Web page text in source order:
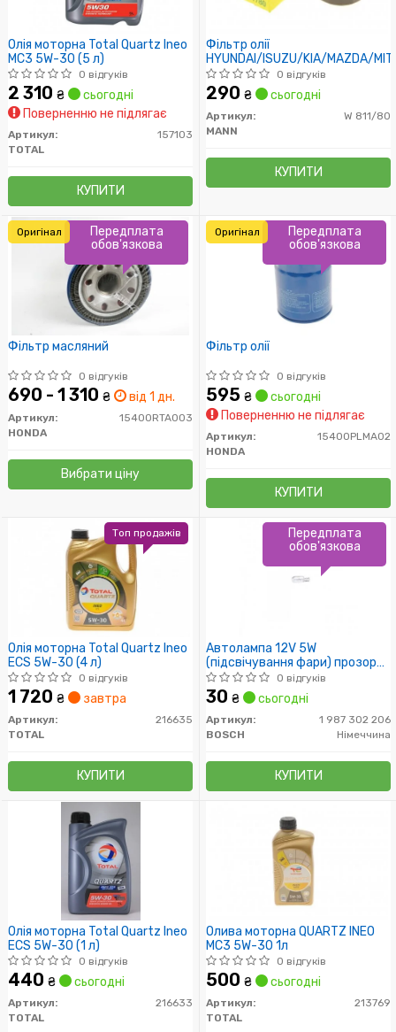
Олія моторна Total Quartz Ineo
MC3 5W-30 (5 л)
0 відгуків
2 310 ₴
сьогодні
Поверненню не підлягає
Артикул:
157103
TOTAL
КУПИТИ
Фільтр олії
HYUNDAI/ISUZU/KIA/MAZDA/
0 відгуків
290 ₴ сьогодні
Артикул:
W 811/80
MANN
КУПИТИ
Фільтр масляний
0 відгуків
690 - 1 310 ₴ від 1 дн.
Артикул:
15400RTA003
HONDA
Вибрати ціну
Передплата
обов'язкова
Оригінал
Фільтр олії
0 відгуків
595 ₴
сьогодні
Поверненню не підлягає
Артикул:
15400PLMA02
HONDA
КУПИТИ
Передплата
обов'язкова
Оригінал
Олія моторна Total Quartz Ineo
ECS 5W-30 (4 л)
0 відгуків
1 720 ₴ завтра
Артикул:
216635
TOTAL
КУПИТИ
Топ продажів
Автолампа 12V 5W
(підсвічування фари) прозора
Universal
0 відгуків
30 ₴ сьогодні
Артикул:
1 987 302 206
BOSCH
Німеччина
КУПИТИ
Передплата
обов'язкова
Олія моторна Total Quartz Ineo
ECS 5W-30 (1 л)
0 відгуків
440 ₴ сьогодні
Артикул:
216633
TOTAL
Олива моторна QUARTZ INEO
MC3 5W-30 1л
0 відгуків
500 ₴ сьогодні
Артикул:
213769
TOTAL